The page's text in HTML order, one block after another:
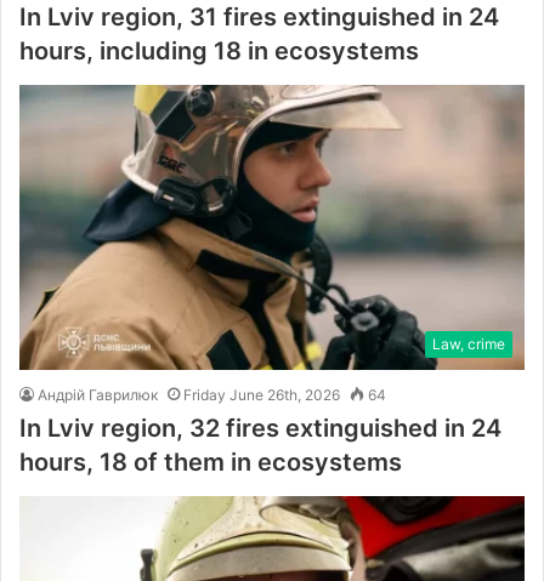
In Lviv region, 31 fires extinguished in 24
hours, including 18 in ecosystems
Law, crime
Андрій Гаврилюк Friday June 26th, 2026 64
In Lviv region, 32 fires extinguished in 24
hours, 18 of them in ecosystems